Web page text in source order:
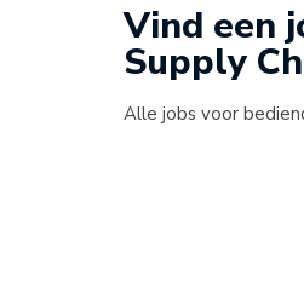
Vind een
Supply
Alle jobs voor